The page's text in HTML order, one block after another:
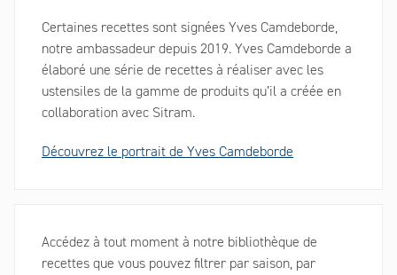
Certaines recettes sont signées Yves Camdeborde,
notre ambassadeur depuis 2019. Yves Camdeborde a
élaboré une série de recettes à réaliser avec les
ustensiles de la gamme de produits qu’il a créée en
collaboration avec Sitram.
Découvrez le portrait de Yves Camdeborde
Accédez à tout moment à notre bibliothèque de
recettes que vous pouvez filtrer par saison, par